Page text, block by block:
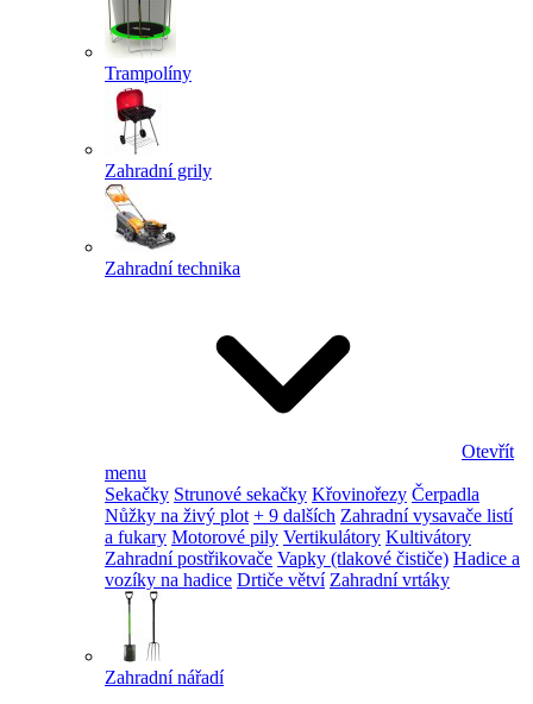
Trampolíny
Zahradní grily
Zahradní technika
Otevřít
menu
Sekačky Strunové sekačky Křovinořezy Čerpadla
Nůžky na živý plot + 9 dalších Zahradní vysavače listí
a fukary Motorové pily Vertikulátory Kultivátory
Zahradní postřikovače Vapky (tlakové čističe) Hadice a
vozíky na hadice Drtiče větví Zahradní vrtáky
Zahradní nářadí